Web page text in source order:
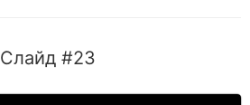
Слайд #23